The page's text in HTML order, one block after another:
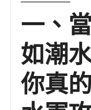
一、
如潮
你真